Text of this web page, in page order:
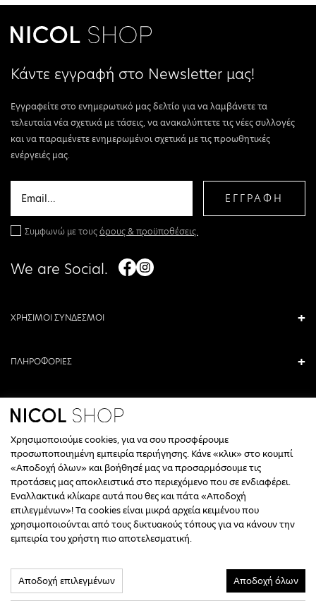
Κάντε εγγραφή στο Newsletter μας!
Εγγραφείτε στο ενημερωτικό μας δελτίο για να λαμβάνετε τα
τελευταία νέα σχετικά με τάσεις, να ανακαλύπτετε τις νέες συλλογές
και να παραμένετε ενημερωμένοι σχετικά με τις προωθητικές
ενέργειές μας.
ΕΓΓΡΑΦΗ
Συμφωνώ με τουςόρους & προϋποθέσεις.
We are Social.
ΧΡΗΣΙΜΟΙ ΣΥΝΔΕΣΜΟΙ
ΠΛΗΡΟΦΟΡΙΕΣ
ΑΝΤΩΝΙΟΥ ΚΑΜΑΡΑ 3, ΒΕΡΟΙΑ, ΕΛΛΑΔΑ
+30 23310 76336
ΩΡΑΡΙΟ ΤΗΛΕΦΩΝΙΚΟΥ ΚΕΝΤΡΟΥ
ΔΕΥΤΕΡΑ, ΤΕΤΑΡΤΗ: 09:00 - 14:30
ΤΡΙΤΗ, ΠΕΜΠΤΗ, ΠΑΡΑΣΚΕΥΗ: 09:30 - 14:00 & 17:30 - 21:00
ΣΑΒΒΑΤΟ: 09:30 - 14:30
INFO@NICOLSHOP.GR
Χρησιμοποιούμε cookies, για να σου προσφέρουμε
προσωποποιημένη εμπειρία περιήγησης. Κάνε «κλικ» στο κουμπί
«Αποδοχή όλων» και βοήθησέ μας να προσαρμόσουμε τις
προτάσεις μας αποκλειστικά στο περιεχόμενο που σε ενδιαφέρει.
Εναλλακτικά κλίκαρε αυτά που θες και πάτα «Αποδοχή
επιλεγμένων»! Τα cookies είναι μικρά αρχεία κειμένου που
χρησιμοποιούνται από τους δικτυακούς τόπους για να κάνουν την
εμπειρία του χρήστη πιο αποτελεσματική.
Αποδοχή επιλεγμένων Αποδοχή όλων